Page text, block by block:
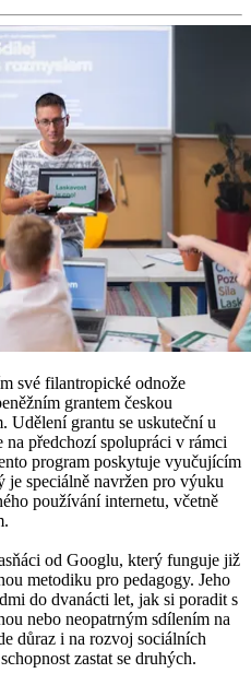
své filantropické odnože
grantem českou
Udělení grantu se uskuteční u
předchozí spolupráci v rámci
program poskytuje vyučujícím
je speciálně navržen pro výuku
používání internetu, včetně
od Googlu, který funguje již
metodiku pro pedagogy. Jeho
do dvanácti let, jak si poradit s
nebo neopatrným sdílením na
důraz i na rozvoj sociálních
zastat se druhých.